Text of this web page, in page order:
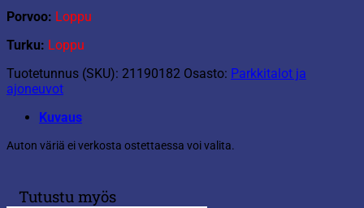
Porvoo: Loppu
Turku: Loppu
Tuotetunnus (SKU): 21190182 Osasto: Parkkitalot ja
ajoneuvot
Kuvaus
Auton väriä ei verkosta ostettaessa voi valita.
Tutustu myös